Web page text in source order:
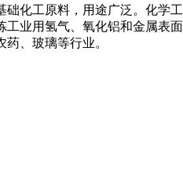
础化工原料，用途广泛。化学
工业用氢气、氧化铝和金属表
、玻璃等行业。